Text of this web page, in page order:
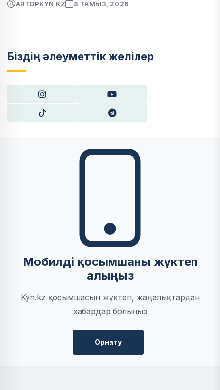
АВТОРKYN.KZ 8 ТАМЫЗ, 2026
Біздің әлеуметтік желілер
Мобилді қосымшаны жүктеп
алыңыз
Kyn.kz қосымшасын жүктеп, жаңалықтардан
хабардар болыңыз
Орнату